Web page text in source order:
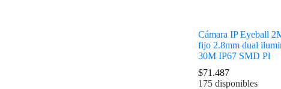
Cámara IP Eyeball
fijo 2.8mm dual
30M IP67 SMD Pl
$71.487
175 disponibles